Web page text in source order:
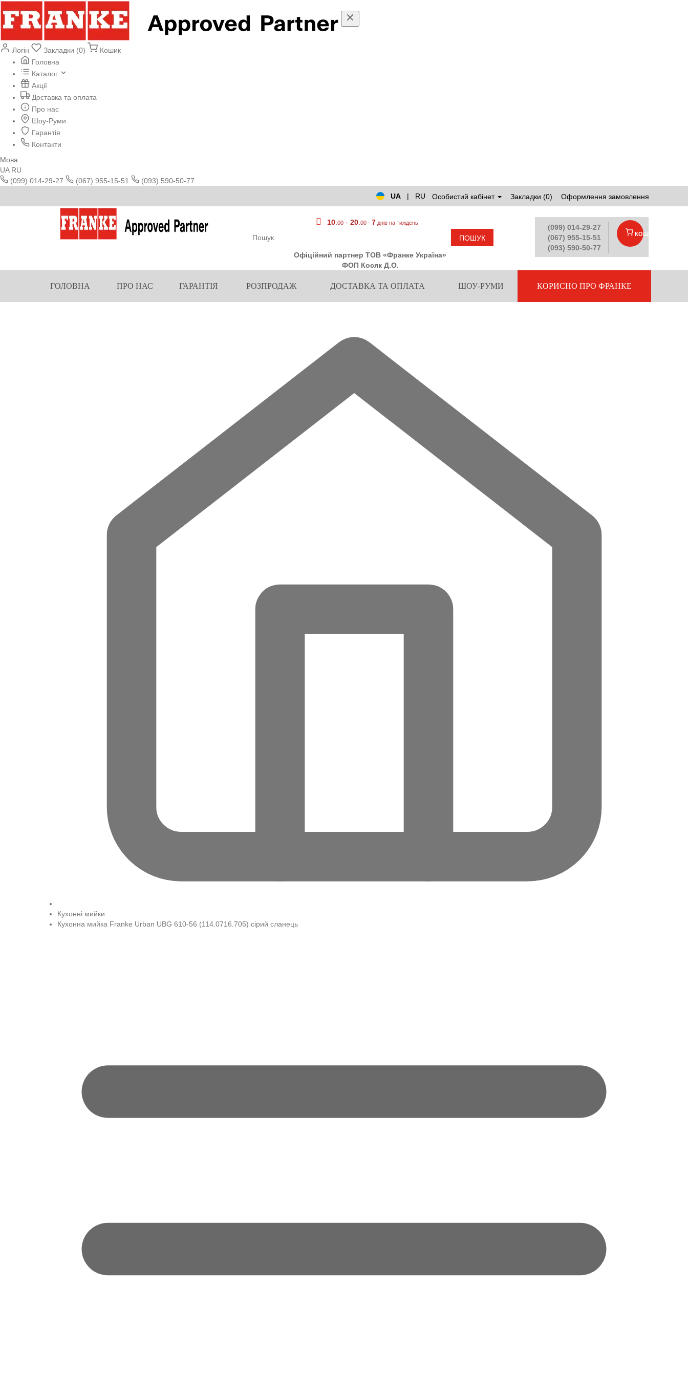
Логін Закладки (0)
Кошик
Головна
Каталог
Акції
Доставка та оплата
Про нас
Шоу-Руми
Гарантія
Контакти
Мова:
UA RU
(099) 014-29-27
(067) 955-15-51
(093) 590-50-77
UA
| RU Особистий кабінет Закладки (0) Оформлення замовлення
10 .00 -20 .00 -7 днів на тиждень
ПОШУК
Офіційний партнер ТОВ «Франке Україна»
ФОП Косяк Д.О.
(099) 014-29-27
(067) 955-15-51
(093) 590-50-77
КОШИК
ГОЛОВНА ПРО НАС ГАРАНТІЯ РОЗПРОДАЖ ДОСТАВКА ТА ОПЛАТА ШОУ-РУМИ КОРИСНО ПРО ФРАНКЕ
Кухонні мийки
Кухонна мийка Franke Urban UBG 610-56 (114.0716.705) сірий сланець